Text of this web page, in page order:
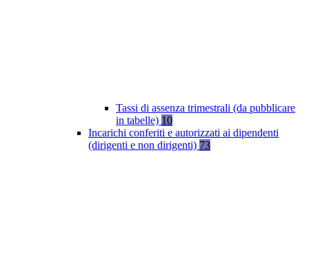
Tassi di assenza trimestrali (da pubblicare
in tabelle) 10
Incarichi conferiti e autorizzati ai dipendenti
(dirigenti e non dirigenti) 73